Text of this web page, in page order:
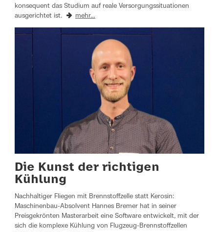
konsequent das Studium auf reale Versorgungssituationen
ausgerichtet ist.
mehr…
Die Kunst der richtigen
Kühlung
Nachhaltiger Fliegen mit Brennstoffzelle statt Kerosin:
Maschinenbau-Absolvent Hannes Bremer hat in seiner
Preisgekrönten Masterarbeit eine Software entwickelt, mit der
sich die komplexe Kühlung von Flugzeug-Brennstoffzellen